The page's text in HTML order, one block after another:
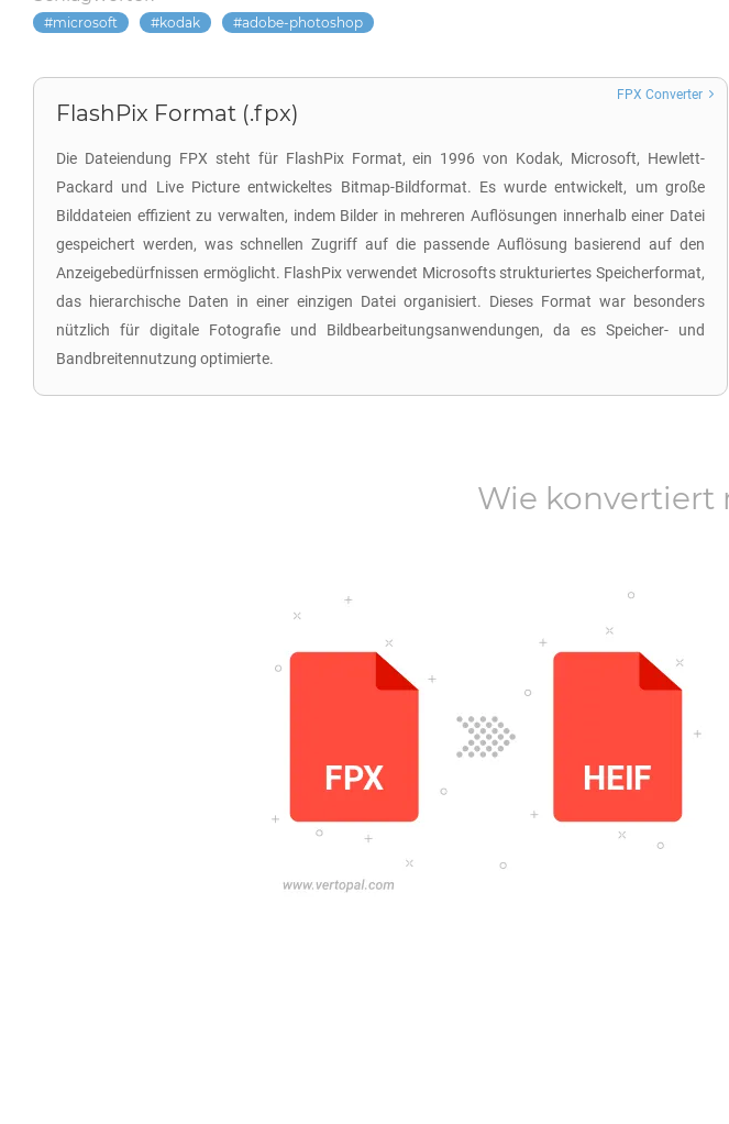
microsoft kodak adobe-photoshop
FlashPix Format (.fpx)
Die Dateiendung FPX steht für FlashPix Format, ein 1996 von Kodak, Microsoft, Hewlett-
Packard und Live Picture entwickeltes Bitmap-Bildformat. Es wurde entwickelt, um große
Bilddateien effizient zu verwalten, indem Bilder in mehreren Auflösungen innerhalb einer Datei
gespeichert werden, was schnellen Zugriff auf die passende Auflösung basierend auf den
Anzeigebedürfnissen ermöglicht. FlashPix verwendet Microsofts strukturiertes Speicherformat,
das hierarchische Daten in einer einzigen Datei organisiert. Dieses Format war besonders
nützlich für digitale Fotografie und Bildbearbeitungsanwendungen, da es Speicher- und
Bandbreitennutzung optimierte.
FPX Converter
Wie konvertiert